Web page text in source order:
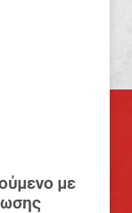
με